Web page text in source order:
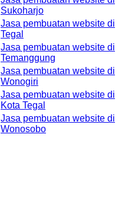
Sukoharjo
Jasa pembuatan website di
Tegal
Jasa pembuatan website di
Temanggung
Jasa pembuatan website di
Wonogiri
Jasa pembuatan website di
Kota Tegal
Jasa pembuatan website di
Wonosobo